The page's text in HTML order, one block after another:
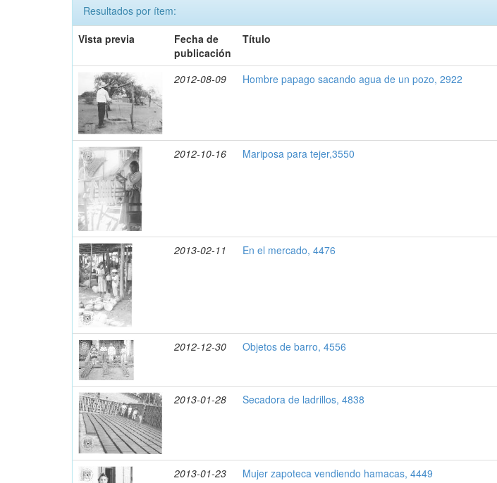
Resultados por ítem:
Vista previa
Fecha de
publicación
Título
2012-08-09 Hombre papago sacando agua de un pozo, 2922
2012-10-16 Mariposa para tejer,3550
2013-02-11 En el mercado, 4476
2012-12-30 Objetos de barro, 4556
2013-01-28 Secadora de ladrillos, 4838
2013-01-23 Mujer zapoteca vendiendo hamacas, 4449